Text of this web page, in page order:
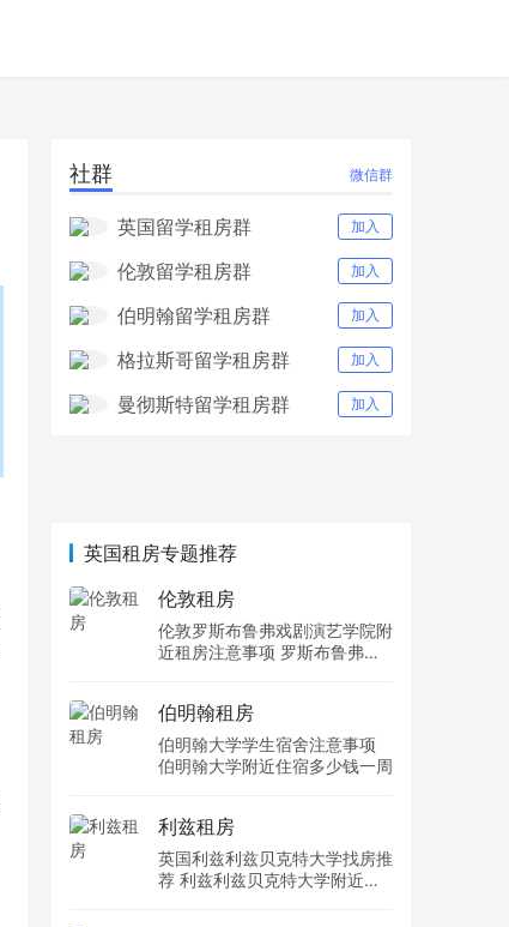
社群 微信群
英国留学租房群 加入
伦敦留学租房群 加入
伯明翰留学租房群 加入
格拉斯哥留学租房群 加入
曼彻斯特留学租房群 加入
英国租房专题推荐
伦敦租房
伦敦罗斯布鲁弗戏剧演艺学院附
近租房注意事项 罗斯布鲁弗戏
伯明翰租房
伯明翰大学学生宿舍注意事项
伯明翰大学附近住宿多少钱一周
利兹租房
英国利兹利兹贝克特大学找房推
荐 利兹利兹贝克特大学附近住